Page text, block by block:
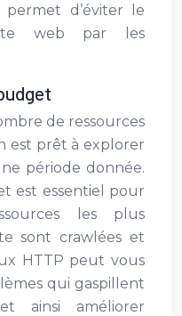
d’éviter le
web par les
de ressources
est prêt à explorer
période donnée.
est essentiel pour
les plus
sont crawlées et
HTTP peut vous
qui gaspillent
ainsi améliorer